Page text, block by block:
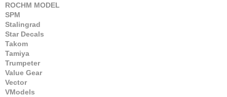
ROCHM MODEL
SPM
Stalingrad
Star Decals
Takom
Tamiya
Trumpeter
Value Gear
Vector
VModels